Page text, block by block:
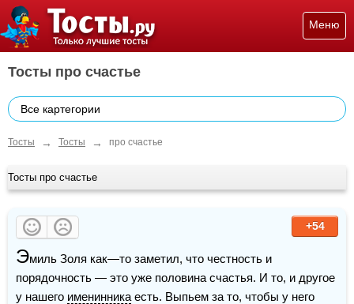
Меню
Тосты про счастье
Все картегории
Тосты → Тосты → про счастье
Тосты про счастье
+54
Эмиль Золя как—то заметил, что честность и
порядочность — это уже половина счастья. И то, и другое
у нашего именинника есть. Выпьем за то, чтобы у него